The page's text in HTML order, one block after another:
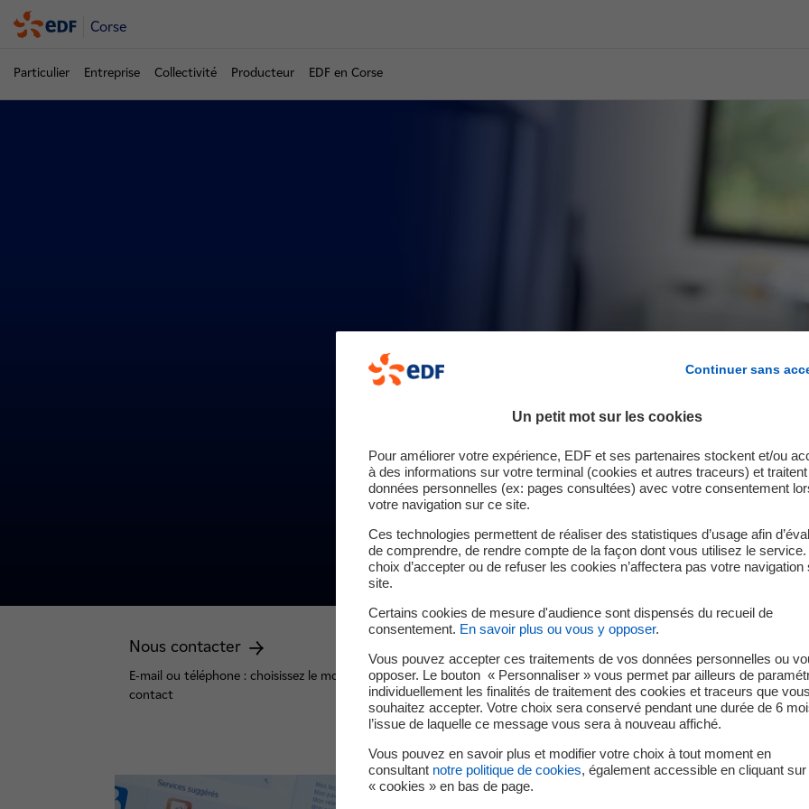
Corse
Particulier Entreprise Collectivité Producteur EDF en Corse
Appel à la vigilance
Des emails frauduleux
Chèque énergie 2026 : les
pour la Corse
Au 1ᵉʳ septembre 2026, la
devient obligatoire pour les
Nous contacter
E-mail ou téléphone : choisissez le mode de
contact
Particuliers, cet espace vous permet d'effectuer
en ligne une demande de raccordement au réseau
électrique.
Continuer sans
Un petit mot sur les cookies
Pour améliorer votre expérience, EDF et ses partenaires stockent et/ou
à des informations sur votre terminal (cookies et autres traceurs) et
données personnelles (ex: pages consultées) avec votre consentement
votre navigation sur ce site.
Ces technologies permettent de réaliser des statistiques d’usage afin
de comprendre, de rendre compte de la façon dont vous utilisez le service.
choix d’accepter ou de refuser les cookies n’affectera pas votre navigation
site.
Certains cookies de mesure d'audience sont dispensés du recueil de
consentement. En savoir plus ou vous y opposer.
Vous pouvez accepter ces traitements de vos données personnelles ou
opposer. Le bouton « Personnaliser » vous permet par ailleurs de
individuellement les finalités de traitement des cookies et traceurs que vous
souhaitez accepter. Votre choix sera conservé pendant une durée de 6
l’issue de laquelle ce message vous sera à nouveau affiché.
Vous pouvez en savoir plus et modifier votre choix à tout moment en
consultant notre politique de cookies, également accessible en cliquant sur
« cookies » en bas de page.